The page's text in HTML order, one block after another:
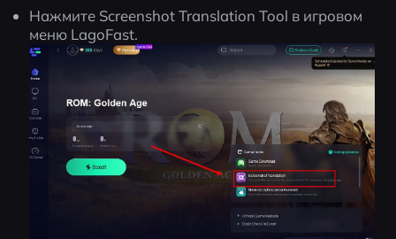
Нажмите Screenshot Translation Tool в игровом
меню LagoFast.